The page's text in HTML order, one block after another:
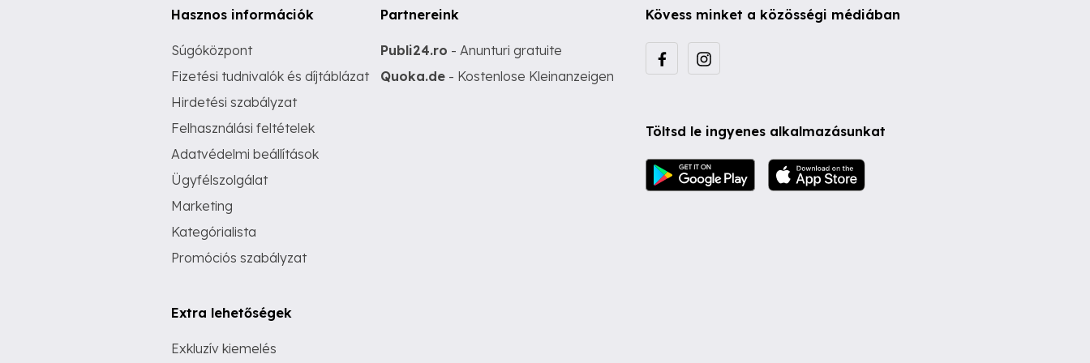
Hasznos információk
Súgóközpont
Fizetési tudnivalók és díjtáblázat
Hirdetési szabályzat
Felhasználási feltételek
Adatvédelmi beállítások
Ügyfélszolgálat
Marketing
Kategórialista
Promóciós szabályzat
Extra lehetőségek
Exkluzív kiemelés
Partnereink
Publi24.ro - Anunturi gratuite
Quoka.de - Kostenlose Kleinanzeigen
Kövess minket a közösségi médiában
Töltsd le ingyenes alkalmazásunkat